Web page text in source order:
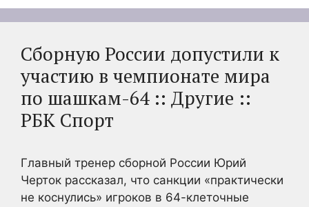
Сборную России допустили к
участию в чемпионате мира
по шашкам-64 :: Другие ::
РБК Спорт
Главный тренер сборной России Юрий
Черток рассказал, что санкции «практически
не коснулись» игроков в 64-клеточные